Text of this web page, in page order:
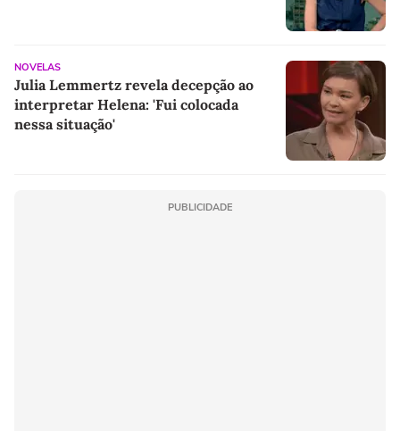
NOVELAS
Julia Lemmertz revela decepção ao
interpretar Helena: 'Fui colocada
nessa situação'
PUBLICIDADE